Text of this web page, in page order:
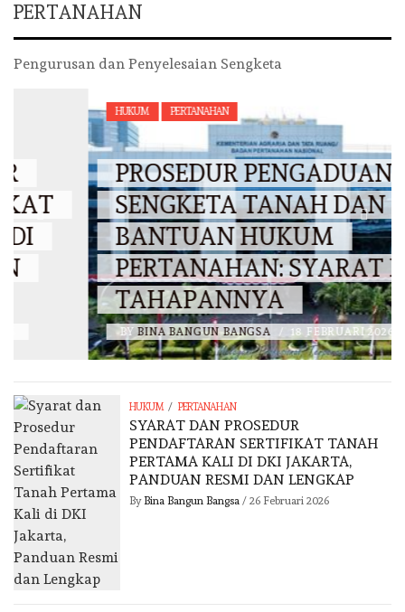
PERTANAHAN
Pengurusan dan Penyelesaian Sengketa
PERTANAHAN
PROSEDUR PENGADUAN
SENGKETA TANAH DAN
BANTUAN HUKUM
PERTANAHAN: SYARAT DAN
TAHAPANNYA
BINA BANGUN BANGSA / 18 FEBRUARI 2026
HUKUM / PERTANAHAN
SYARAT DAN PROSEDUR
PENDAFTARAN SERTIFIKAT TANAH
PERTAMA KALI DI DKI JAKARTA,
PANDUAN RESMI DAN LENGKAP
By Bina Bangun Bangsa/ 26 Februari 2026